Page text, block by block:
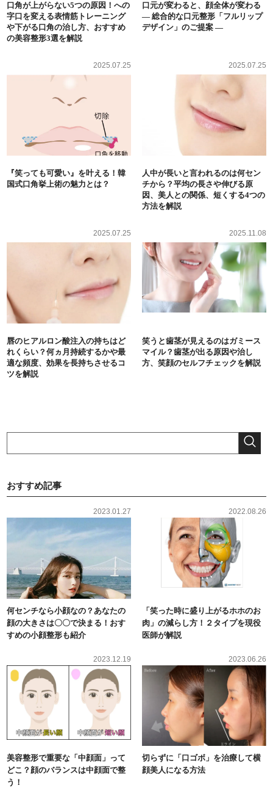
口角が上がらない5つの原因！への
字口を変える表情筋トレーニング
や下がる口角の治し方、おすすめ
の美容整形3選を解説
口元が変わると、顔全体が変わる
― 総合的な口元整形「フルリップ
デザイン」のご提案 ―
2025.07.25
『笑っても可愛い』を叶える！韓
国式口角挙上術の魅力とは？
2025.07.25
人中が長いと言われるのは何セン
チから？平均の長さや伸びる原
因、美人との関係、短くする4つの
方法を解説
2025.07.25
唇のヒアルロン酸注入の持ちはど
れくらい？何ヵ月持続するかや最
適な頻度、効果を長持ちさせるコ
ツを解説
2025.11.08
笑うと歯茎が見えるのはガミース
マイル？歯茎が出る原因や治し
方、笑顔のセルフチェックを解説
おすすめ記事
2023.01.27
何センチなら小顔なの？あなたの
顔の大きさは〇〇で決まる！おす
すめの小顔整形も紹介
2022.08.26
「笑った時に盛り上がるホホのお
肉」の減らし方！２タイプを現役
医師が解説
2023.12.19
美容整形で重要な「中顔面」って
どこ？顔のバランスは中顔面で整
う！
2023.06.26
切らずに「口ゴボ」を治療して横
顔美人になる方法